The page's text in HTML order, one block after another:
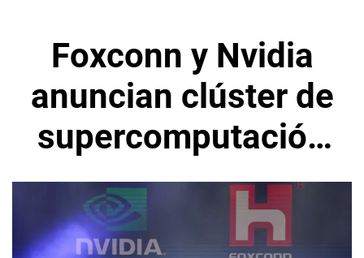
Foxconn y Nvidia
anuncian clúster de
supercomputación
en Taiwán